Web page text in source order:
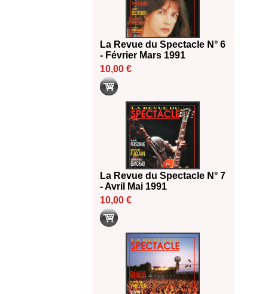
La Revue du Spectacle N° 6
- Février Mars 1991
10,00 €
La Revue du Spectacle N° 7
- Avril Mai 1991
10,00 €